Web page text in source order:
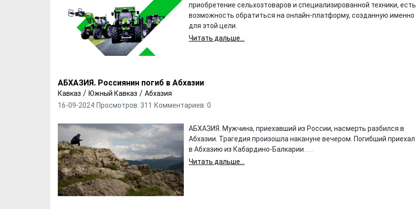
приобретение сельхозтоваров и специализированной техники, есть
возможность обратиться на онлайн-платформу, созданную именно
для этой цели.
Читать дальше...
АБХАЗИЯ. Россиянин погиб в Абхазии
Кавказ / Южный Кавказ / Абхазия
16-09-2024 Просмотров: 311 Комментариев: 0
АБХАЗИЯ. Мужчина, приехавший из России, насмерть разбился в
Абхазии. Трагедия произошла накануне вечером. Погибший приехал
в Абхазию из Кабардино-Балкарии . . .
Читать дальше...